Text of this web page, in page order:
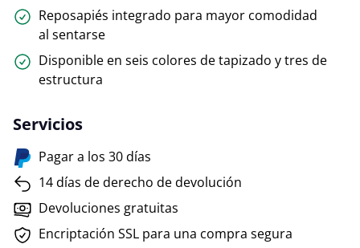
Reposapiés integrado para mayor comodidad
al sentarse
Disponible en seis colores de tapizado y tres de
estructura
Servicios
Pagar a los 30 días
14 días de derecho de devolución
Devoluciones gratuitas
Encriptación SSL para una compra segura